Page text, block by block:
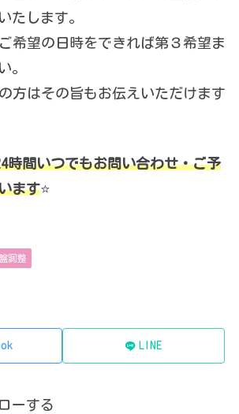
たします。
希望の日時をできれば第３希望ま
。
方はその旨もお伝えいただけます
時間いつでもお問い合わせ・ご予
ます⭐️
調整
LINE
ーする